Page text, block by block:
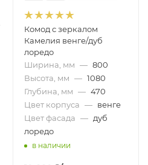
Комод с зеркалом
Камелия венге/дуб
лоредо
Ширина, мм — 800
Высота, мм — 1080
Глубина, мм — 470
Цвет корпуса — венге
Цвет фасада — дуб
лоредо
в наличии